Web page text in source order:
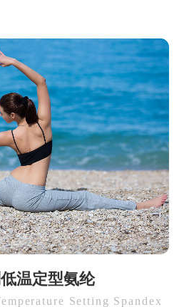
温定型氨纶
Setting Spandex